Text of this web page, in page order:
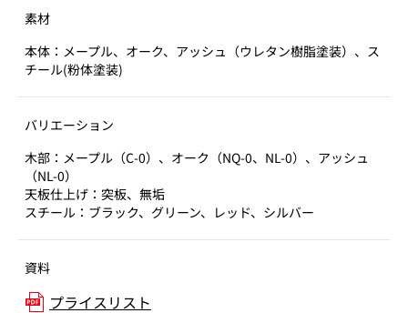
素材
本体：メープル、オーク、アッシュ（ウレタン樹脂塗装）、ス
チール(粉体塗装)
バリエーション
木部：メープル（C-0）、オーク（NQ-0、NL-0）、アッシュ
（NL-0）
天板仕上げ：突板、無垢
スチール：ブラック、グリーン、レッド、シルバー
資料
プライスリスト